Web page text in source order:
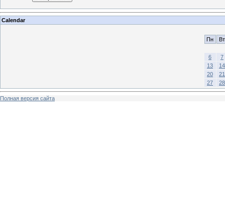
Calendar
Пн Вт
6
7
13
14
20
21
27
28
Полная версия сайта